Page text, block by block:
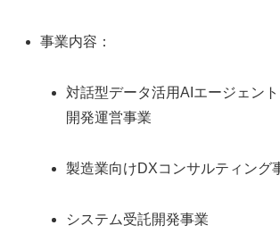
事業内容：
対話型データ活用AIエージェント
開発運営事業
製造業向けDXコンサルティング
システム受託開発事業